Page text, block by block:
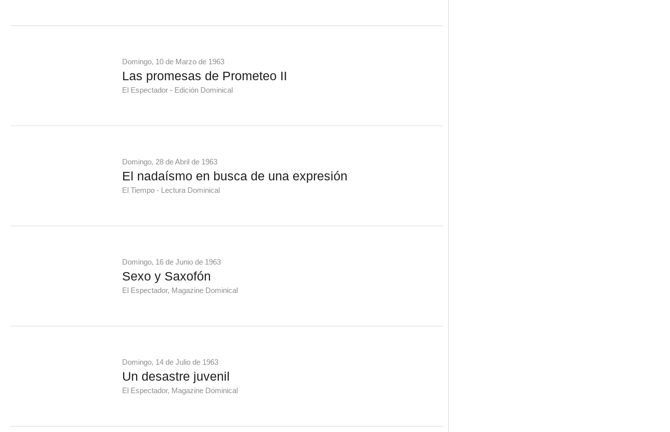
Domingo, 10 de Marzo de 1963
Las promesas de Prometeo II
El Espectador - Edición Dominical
Domingo, 28 de Abril de 1963
El nadaísmo en busca de una expresión
El Tiempo - Lectura Dominical
Domingo, 16 de Junio de 1963
Sexo y Saxofón
El Espectador, Magazine Dominical
Domingo, 14 de Julio de 1963
Un desastre juvenil
El Espectador, Magazine Dominical